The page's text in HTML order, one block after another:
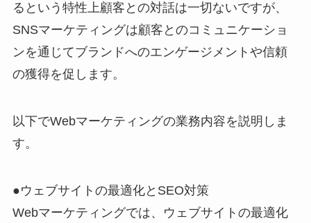
るという特性上顧客との対話は一切ないですが、
SNSマーケティングは顧客とのコミュニケーショ
ンを通じてブランドへのエンゲージメントや信頼
の獲得を促します。
以下でWebマーケティングの業務内容を説明しま
す。
●ウェブサイトの最適化とSEO対策
Webマーケティングでは、ウ ェブサイトの最適化